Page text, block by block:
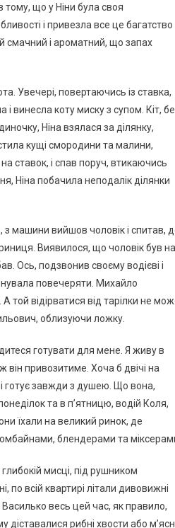
тому, що у Ніни була своя
і привезла все це багатство
смачний і ароматний, що запах
Увечері, повертаючись із ставка,
і винесла коту миску з супом. Кіт,
Ніна взялася за ділянку,
кущі смородини та малини,
на ставок, і спав поруч, втикаючись
Ніна побачила неподалік ділянки
машини вийшов чоловік і спитав,
Виявилося, що чоловік був на
Ось, подзвонив своєму водієві і
повечеряти. Михайло
той відірватися від тарілки не
облизуючи ложку.
готувати для мене. Я живу в
він привозитиме. Хоча б двічі на
готує завжди з душею. Що вона,
та в п’ятницю, водій Коля,
їхали на великий ринок, де
блендерами та
мисці, під рушником
по всій квартирі літали дивовижні
весь цей час, як правило,
рибні хвости або